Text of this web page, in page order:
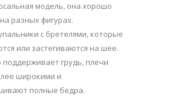
модель, она хорошо
разных фигурах.
с бретелями, которые
или застегиваются на шее.
грудь, плечи
широкими и
полные бедра.